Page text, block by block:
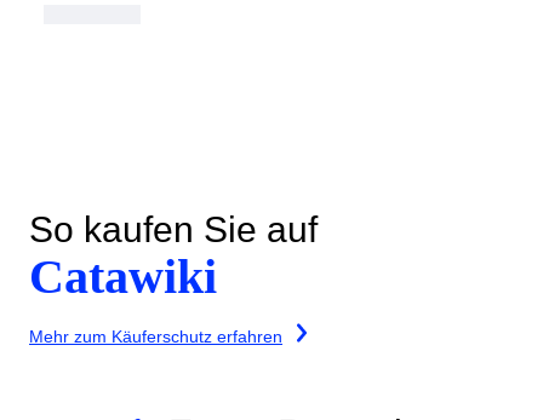
So kaufen Sie auf
Catawiki
Mehr zum Käuferschutz erfahren